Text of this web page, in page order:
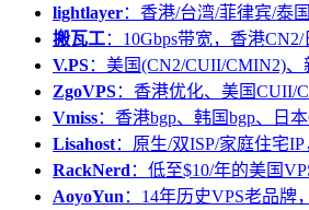
lightlayer：香港/台湾/菲律宾/泰
搬瓦工：10Gbps带宽，香港
V.PS：美国(CN2/CUII/CMIN2)
ZgoVPS：香港优化、美国CUII/
Vmiss：香港bgp、韩国bgp、日
Lisahost：原生/双ISP/家庭住宅
RackNerd：低至$10/年的美国
AoyoYun：14年历史VPS老品牌